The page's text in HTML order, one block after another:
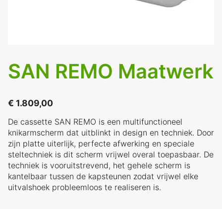
SAN REMO Maatwerk
€ 1.809,00
De cassette SAN REMO is een multifunctioneel
knikarmscherm dat uitblinkt in design en techniek. Door
zijn platte uiterlijk, perfecte afwerking en speciale
steltechniek is dit scherm vrijwel overal toepasbaar. De
techniek is vooruitstrevend, het gehele scherm is
kantelbaar tussen de kapsteunen zodat vrijwel elke
uitvalshoek probleemloos te realiseren is.